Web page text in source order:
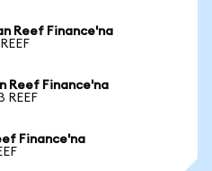
Reef Finance'na
Reef Finance'na
REEF
Finance'na